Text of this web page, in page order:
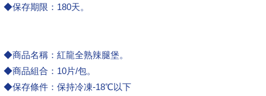
◆保存期限：180天。
◆商品名稱：紅龍全熟辣腿堡。
◆商品組合：10片/包。
◆保存條件：保持冷凍-18℃以下